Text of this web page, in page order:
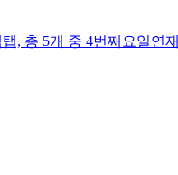
탭, 총 5개 중 4번째 요일연재